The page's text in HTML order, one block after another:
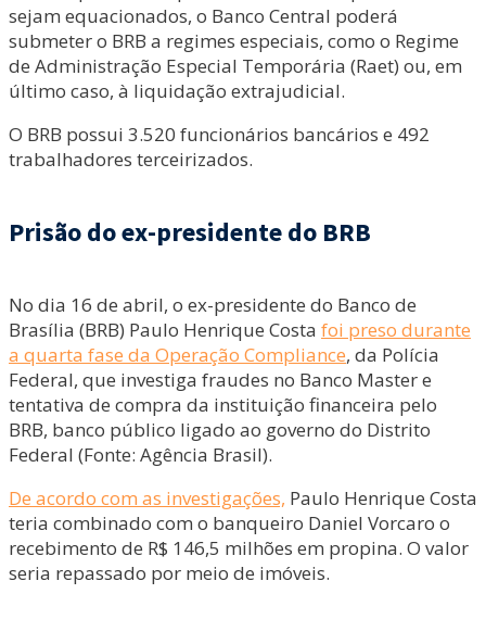
sejam equacionados, o Banco Central poderá
submeter o BRB a regimes especiais, como o Regime
de Administração Especial Temporária (Raet) ou, em
último caso, à liquidação extrajudicial.
O BRB possui 3.520 funcionários bancários e 492
trabalhadores terceirizados.
Prisão do ex-presidente do BRB
No dia 16 de abril, o ex-presidente do Banco de
Brasília (BRB) Paulo Henrique Costa foi preso durante
a quarta fase da Operação Compliance, da Polícia
Federal, que investiga fraudes no Banco Master e
tentativa de compra da instituição financeira pelo
BRB, banco público ligado ao governo do Distrito
Federal (Fonte: Agência Brasil).
De acordo com as investigações, Paulo Henrique Costa
teria combinado com o banqueiro Daniel Vorcaro o
recebimento de R$ 146,5 milhões em propina. O valor
seria repassado por meio de imóveis.